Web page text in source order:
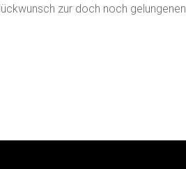
zur doch noch gelungenen